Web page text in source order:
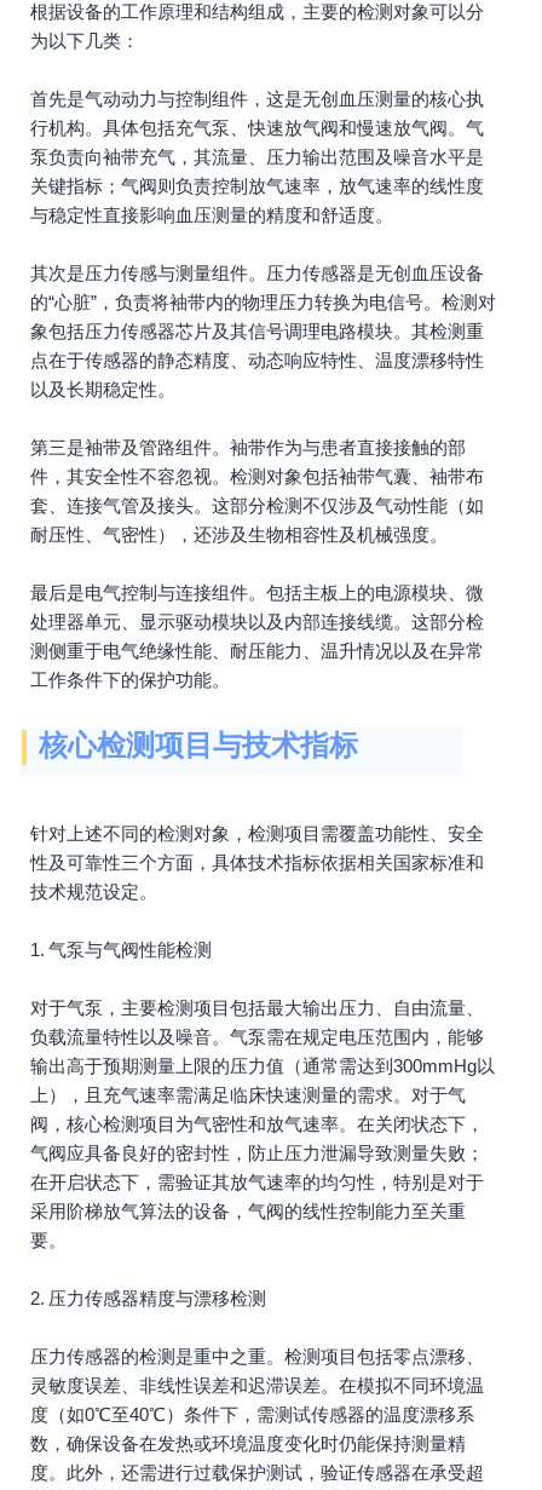
根据设备的工作原理和结构组成，主要的检测对象可以分
为以下几类：
首先是气动动力与控制组件，这是无创血压测量的核心执
行机构。具体包括充气泵、快速放气阀和慢速放气阀。气
泵负责向袖带充气，其流量、压力输出范围及噪音水平是
关键指标；气阀则负责控制放气速率，放气速率的线性度
与稳定性直接影响血压测量的精度和舒适度。
其次是压力传感与测量组件。压力传感器是无创血压设备
的“心脏”，负责将袖带内的物理压力转换为电信号。检测对
象包括压力传感器芯片及其信号调理电路模块。其检测重
点在于传感器的静态精度、动态响应特性、温度漂移特性
以及长期稳定性。
第三是袖带及管路组件。袖带作为与患者直接接触的部
件，其安全性不容忽视。检测对象包括袖带气囊、袖带布
套、连接气管及接头。这部分检测不仅涉及气动性能（如
耐压性、气密性），还涉及生物相容性及机械强度。
最后是电气控制与连接组件。包括主板上的电源模块、微
处理器单元、显示驱动模块以及内部连接线缆。这部分检
测侧重于电气绝缘性能、耐压能力、温升情况以及在异常
工作条件下的保护功能。
核心检测项目与技术指标
针对上述不同的检测对象，检测项目需覆盖功能性、安全
性及可靠性三个方面，具体技术指标依据相关国家标准和
技术规范设定。
1. 气泵与气阀性能检测
对于气泵，主要检测项目包括最大输出压力、自由流量、
负载流量特性以及噪音。气泵需在规定电压范围内，能够
输出高于预期测量上限的压力值（通常需达到300mmHg以
上），且充气速率需满足临床快速测量的需求。对于气
阀，核心检测项目为气密性和放气速率。在关闭状态下，
气阀应具备良好的密封性，防止压力泄漏导致测量失败；
在开启状态下，需验证其放气速率的均匀性，特别是对于
采用阶梯放气算法的设备，气阀的线性控制能力至关重
要。
2. 压力传感器精度与漂移检测
压力传感器的检测是重中之重。检测项目包括零点漂移、
灵敏度误差、非线性误差和迟滞误差。在模拟不同环境温
度（如0℃至40℃）条件下，需测试传感器的温度漂移系
数，确保设备在发热或环境温度变化时仍能保持测量精
度。此外，还需进行过载保护测试，验证传感器在承受超